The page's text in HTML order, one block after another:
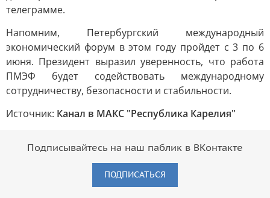
телеграмме.
Напомним, Петербургский международный
экономический форум в этом году пройдет с 3 по 6
июня. Президент выразил уверенность, что работа
ПМЭФ будет содействовать международному
сотрудничеству, безопасности и стабильности.
Источник: Канал в МАКС "Республика Карелия"
Подписывайтесь на наш паблик в ВКонтакте
ПОДПИСАТЬСЯ